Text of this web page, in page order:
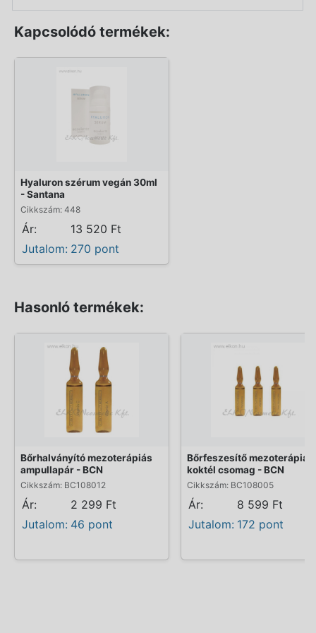
Kapcsolódó termékek:
Hyaluron szérum vegán 30ml
- Santana
Cikkszám: 448
Ár:
13 520 Ft
Jutalom: 270 pont
Hasonló termékek:
Bőrhalványító mezoterápiás
ampullapár - BCN
Cikkszám: BC108012
Ár:
2 299 Ft
Jutalom: 46 pont
Bőrfeszesítő mezoterápiás
koktél csomag - BCN
Cikkszám: BC108005
Ár:
8 599 Ft
Jutalom: 172 pont